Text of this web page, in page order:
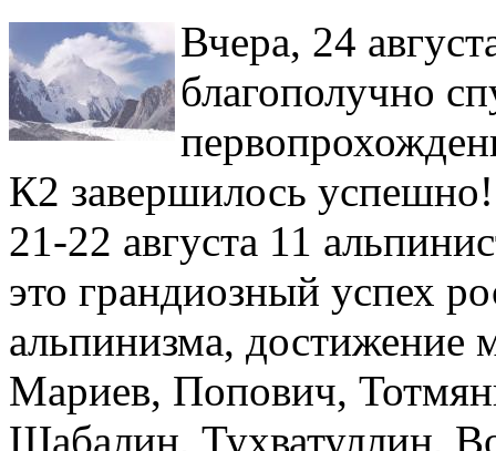
Вчера, 24
благополучно
К2 завершилось успешно!
21-22 августа 11
это грандиозный успех
альпинизма, достижение
Мариев, Попович,
Шабалин, Тухватуллин,